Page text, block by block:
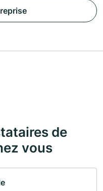
de
vous